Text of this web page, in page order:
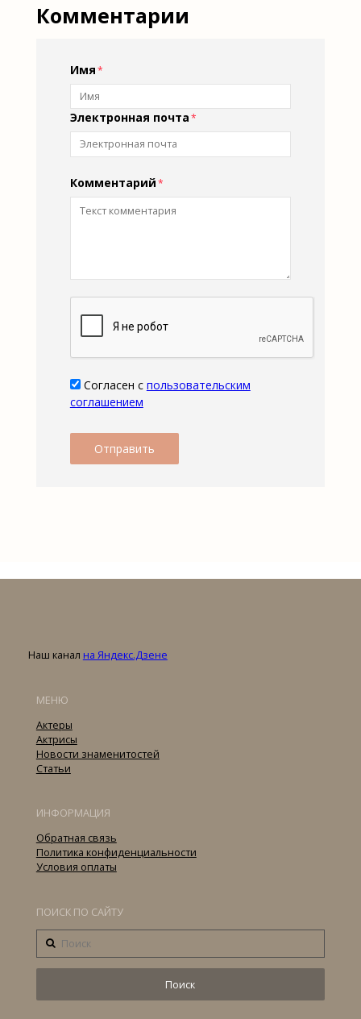
Комментарии
Имя
Электронная почта
Комментарий
Согласен с пользовательским
соглашением
Наш канал на Яндекс.Дзене
МЕНЮ
Актеры
Актрисы
Новости знаменитостей
Статьи
ИНФОРМАЦИЯ
Обратная связь
Политика конфиденциальности
Условия оплаты
ПОИСК ПО САЙТУ